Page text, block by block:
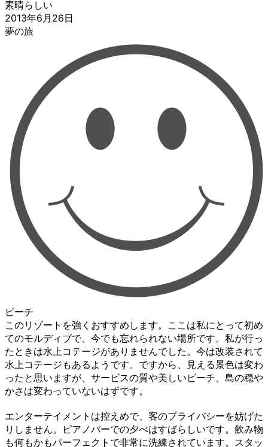
素晴らしい
2013年6月26日
夢の旅
ビーチ
このリゾートを強くおすすめします。ここは私にとって初め
てのモルディブで、今でも忘れられない場所です。私が行っ
たときは水上コテージがありませんでした。今は改装されて
水上コテージもあるようです。ですから、見える景色は変わ
ったと思いますが、サービスの質や美しいビーチ、島の穏や
かさは変わっていないはずです。
エンターテイメントは控えめで、客のプライバシーを妨げた
りしません。ピアノバーでの夕べはすばらしいです。飲み物
も何もかもパーフェクトで非常に洗練されています。スタッ